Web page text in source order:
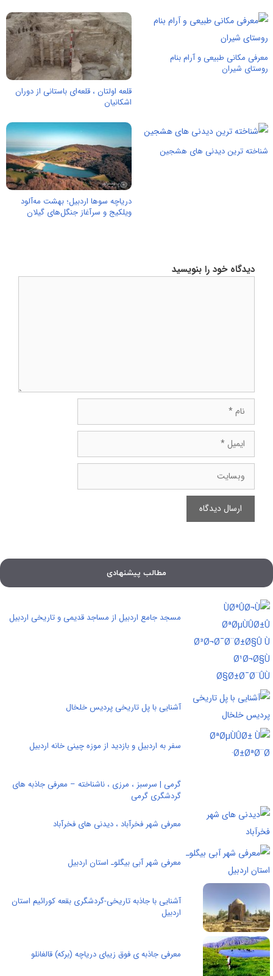
معرفی مکانی طبیعی و آرام بنام
روستای شیران
قلعه اولتان ، قلعه‌ای باستانی از دوران
اشکانیان
شناخته ترین دیدنی های هشجین
دریاچه سوها اردبیل؛ بهشت مه‌آلود
ویلکیج و سرآغاز جنگل‌های گیلان
دیدگاه خود را بنویسید
ایمیل
وبسایت
مطالب پیشنهادی
مسجد جامع اردبیل از مساجد قدیمی و تاریخی اردبیل
آشنایی با پل تاریخی پردیس خلخال
سفر به اردبیل و بازدید از موزه چینی خانه اردبیل
گرمی | سرسبز ، مرزی ، ناشناخته – معرفی جاذبه های
گردشگری گرمی
معرفی شهر فخرآباد ، دیدنی های فخرآباد
معرفی شهر آبی بیگلوـ استان اردبیل
آشنایی با جاذبه تاریخی-گردشگری بقعه کورائیم استان
اردبیل
معرفی جاذبه ی فوق زیبای دریاچه (برکه) قالغانلو